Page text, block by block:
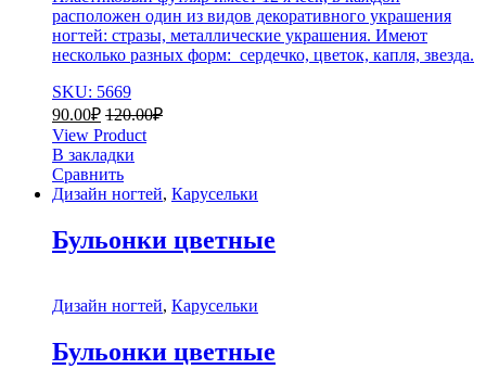
расположен один из видов декоративного украшения
ногтей: стразы, металлические украшения. Имеют
несколько разных форм: сердечко, цветок, капля, звезда.
SKU: 5669
90.00₽ 120.00₽
View Product
В закладки
Сравнить
Дизайн ногтей, Карусельки
Бульонки цветные
Дизайн ногтей, Карусельки
Бульонки цветные